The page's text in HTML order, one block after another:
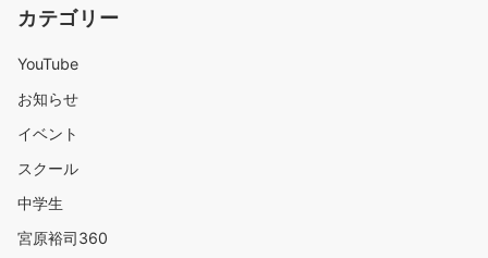
カテゴリー
YouTube
お知らせ
イベント
スクール
中学生
宮原裕司360